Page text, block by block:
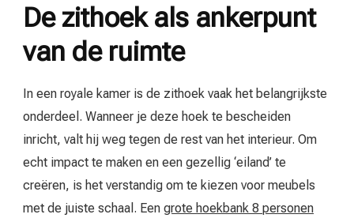
De zithoek als ankerpunt
van de ruimte
In een royale kamer is de zithoek vaak het belangrijkste
onderdeel. Wanneer je deze hoek te bescheiden
inricht, valt hij weg tegen de rest van het interieur. Om
echt impact te maken en een gezellig ‘eiland’ te
creëren, is het verstandig om te kiezen voor meubels
met de juiste schaal. Een grote hoekbank 8 personen